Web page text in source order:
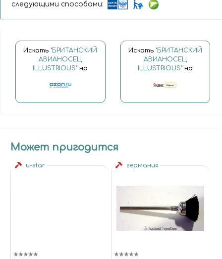
следующими способами:
Искать "БРИТАНСКИЙ
АВИАНОСЕЦ
ILLUSTRIOUS" на
Искать "БРИТАНСКИЙ
АВИАНОСЕЦ
ILLUSTRIOUS"на
Может пригодится
u-star германия